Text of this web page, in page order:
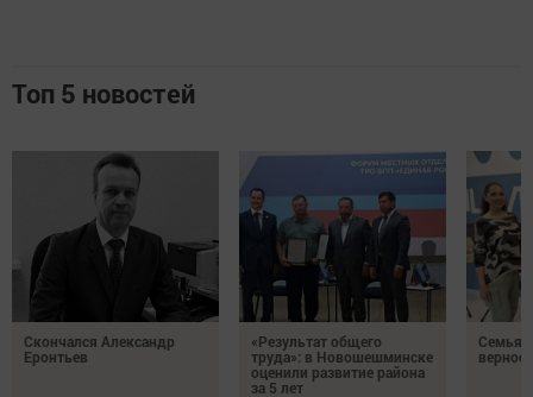
Топ 5 новостей
Скончался Александр
Еронтьев
«Результат общего
труда»: в Новошешминске
оценили развитие района
за 5 лет
Семья